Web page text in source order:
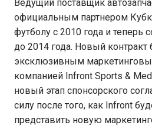
Ведущий поставщик
официальным партнером
футболу с 2010 года и теперь
до 2014 года. Новый контракт
эксклюзивным
компанией Infront Sports &
новый этап спонсорского
силу после того, как Infront
представить новую